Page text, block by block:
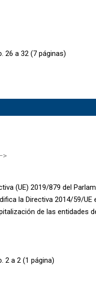
26 a 32 (7 páginas)
(UE) 2019/879 del
la Directiva 2014/59/UE
de las entidades
2 a 2 (1 página)